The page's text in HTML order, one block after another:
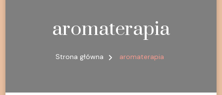
aromaterapia
Strona główna aromaterapia